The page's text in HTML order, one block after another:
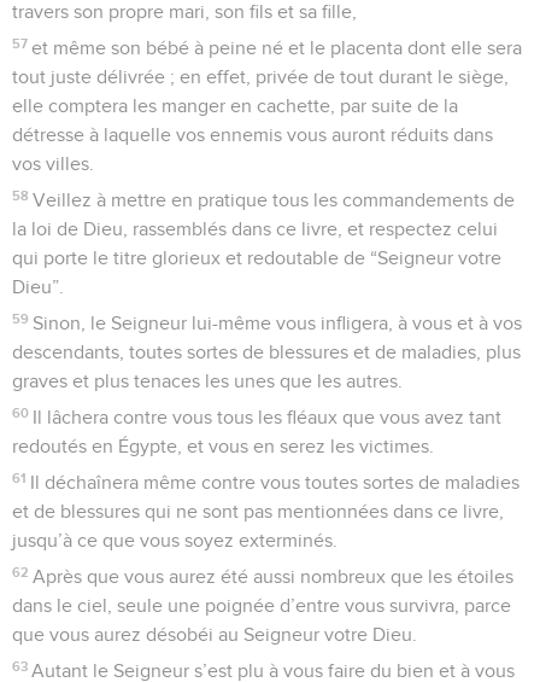
travers son propre mari, son fils et sa fille,
57 et même son bébé à peine né et le placenta dont elle sera
tout juste délivrée ; en effet, privée de tout durant le siège,
elle comptera les manger en cachette, par suite de la
détresse à laquelle vos ennemis vous auront réduits dans
vos villes.
58 Veillez à mettre en pratique tous les commandements de
la loi de Dieu, rassemblés dans ce livre, et respectez celui
qui porte le titre glorieux et redoutable de “Seigneur votre
Dieu”.
59 Sinon, le Seigneur lui-même vous infligera, à vous et à vos
descendants, toutes sortes de blessures et de maladies, plus
graves et plus tenaces les unes que les autres.
60 Il lâchera contre vous tous les fléaux que vous avez tant
redoutés en Égypte, et vous en serez les victimes.
61 Il déchaînera même contre vous toutes sortes de maladies
et de blessures qui ne sont pas mentionnées dans ce livre,
jusqu’à ce que vous soyez exterminés.
62 Après que vous aurez été aussi nombreux que les étoiles
dans le ciel, seule une poignée d’entre vous survivra, parce
que vous aurez désobéi au Seigneur votre Dieu.
63 Autant le Seigneur s’est plu à vous faire du bien et à vous